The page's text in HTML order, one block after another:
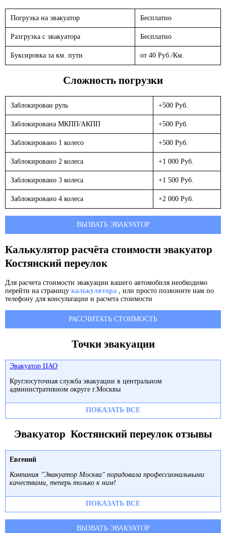
Погрузка на эвакуатор Бесплатно
Разгрузка с эвакуатора Бесплатно
Буксировка за км. пути от 40 Руб./Км.
Сложность погрузки
Заблокирован руль +500 Руб.
Заблокирована МКПП/АКПП +500 Руб.
Заблокировано 1 колесо +500 Руб.
Заблокировано 2 колеса +1 000 Руб.
Заблокировано 3 колеса +1 500 Руб.
Заблокировано 4 колеса +2 000 Руб.
ВЫЗВАТЬ ЭВАКУАТОР
Калькулятор расчёта стоимости эвакуатор
Костянский переулок
Для расчета стоимости эвакуации вашего автомобиля необходимо
перейти на страницу калькулятора , или просто позвоните нам по
телефону для консультации и расчета стоимости
РАССЧИТАТЬ СТОИМОСТЬ
Точки эвакуации
Эвакуатор ЦАО
Круглосуточная служба эвакуации в центральном
административном округе г.Москвы
ПОКАЗАТЬ ВСЕ
Эвакуатор Костянский переулок отзывы
Евгений
Компания "Эвакуатор Москва" порадовала профессиональными
качествами, теперь только к ним!
ПОКАЗАТЬ ВСЕ
ВЫЗВАТЬ ЭВАКУАТОР